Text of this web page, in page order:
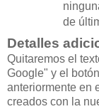
de
Detalles
Quitaremos el
Google" y el
anteriormente en
creados con la